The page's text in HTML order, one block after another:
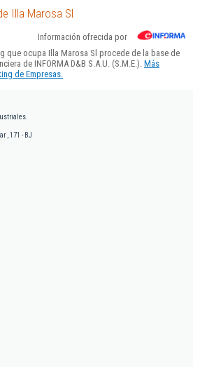
Illa Marosa Sl
Información ofrecida por
que ocupa Illa Marosa Sl procede de la base de
de INFORMA D&B S.A.U. (S.M.E.). Más
de Empresas.
, 171 - BJ